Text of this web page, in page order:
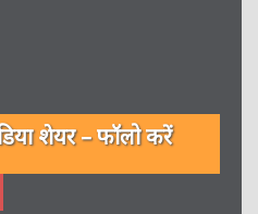
शेयर – फॉलो करें